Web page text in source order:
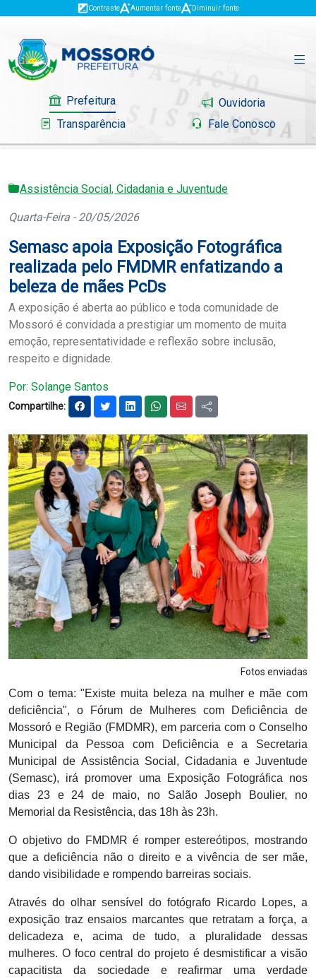
Contraste Aumentar fonte Diminuir fonte
Prefeitura
Ouvidoria
Transparência
Fale Conosco
Governo
Serviços
Portal do Contribuinte
Notícias
Carta de Serviço
Assistência Social, Cidadania e Juventude
Quarta-Feira - 20/05/2026
Semasc apoia Exposição Fotográfica
realizada pelo FMDMR enfatizando a
beleza de mães PcDs
A exposição é aberta ao público e toda comunidade de
Mossoró é convidada a prestigiar um momento de muita
emoção, representatividade e reflexão sobre inclusão,
respeito e dignidade.
Por: Solange Santos
Compartilhe:
Fotos enviadas
Com o tema: "Existe muita beleza na mulher e mãe com
deficiência", o Fórum de Mulheres com Deficiência de
Mossoró e Região (FMDMR), em parceria com o Conselho
Municipal da Pessoa com Deficiência e a Secretaria
Municipal de Assistência Social, Cidadania e Juventude
(Semasc), irá promover uma Exposição Fotográfica nos
dias 23 e 24 de maio, no Salão Joseph Boulier, no
Memorial da Resistência, das 18h às 23h.
O objetivo do FMDMR é romper estereótipos, mostrando
que a deficiência não o direito e a vivência de ser mãe,
dando visibilidade e rompendo barreiras sociais.
Através do olhar sensível do fotógrafo Ricardo Lopes, a
exposição traz ensaios marcantes que retratam a força, a
delicadeza e, acima de tudo, a pluralidade dessas
mulheres. O foco central do projeto é desmistificar a visão
capacitista da sociedade e reafirmar uma verdade